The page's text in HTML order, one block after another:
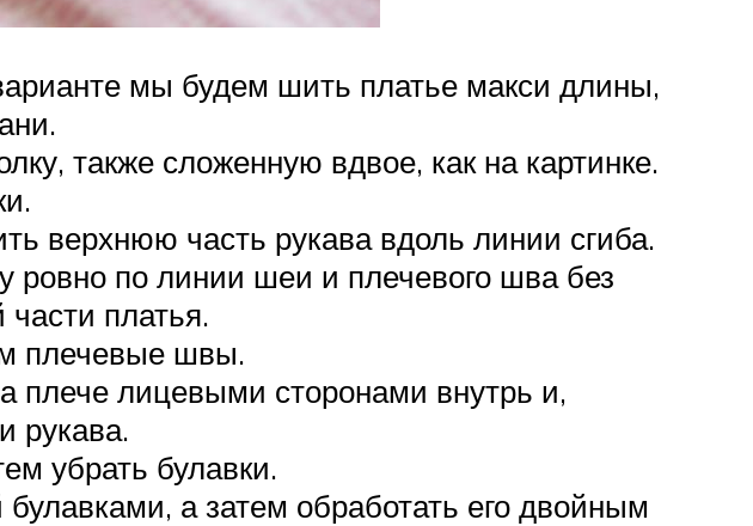
мы будем шить платье макси длины,
также сложенную вдвое, как на картинке.
верхнюю часть рукава вдоль линии сгиба.
ровно по линии шеи и плечевого шва без
платья.
плечевые швы.
лицевыми сторонами внутрь и,
рукава.
убрать булавки.
а затем обработать его двойным